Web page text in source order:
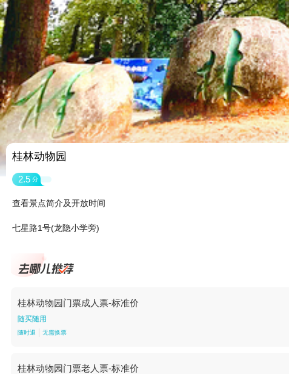
桂林动物园
2.5 分
查看景点简介及开放时间
七星路1号(龙隐小学旁)
桂林动物园门票成人票-标准价
随买随用
随时退 无需换票
桂林动物园门票老人票-标准价